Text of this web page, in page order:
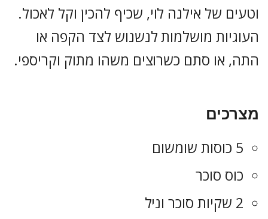
וטעים של אילנה לוי, שכיף להכין וקל לאכול.
העוגיות מושלמות לנשנוש לצד הקפה או
התה, או סתם כשרוצים משהו מתוק וקריספי.
מצרכים
5 כוסות שומשום
כוס סוכר
2 שקיות סוכר וניל